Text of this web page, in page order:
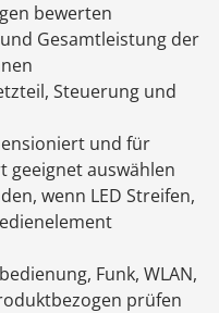
bewerten
Gesamtleistung der
Steuerung und
und für
geeignet auswählen
wenn LED Streifen,
Funk, WLAN,
prüfen